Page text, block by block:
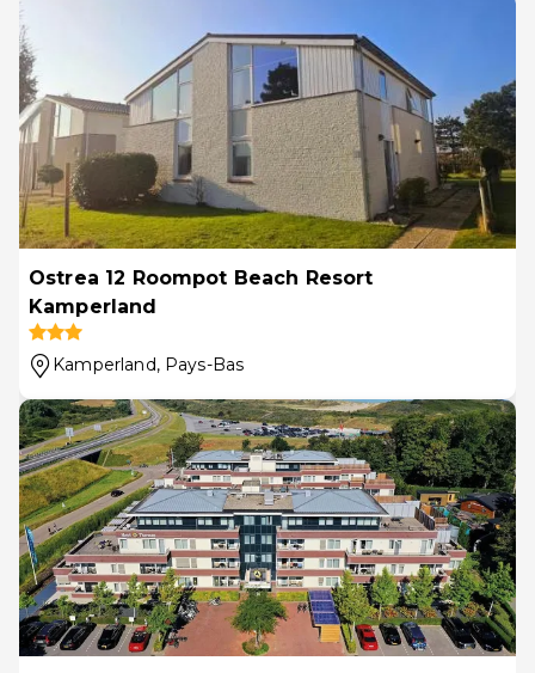
Ostrea 12 Roompot Beach Resort
Kamperland
Kamperland, Pays-Bas